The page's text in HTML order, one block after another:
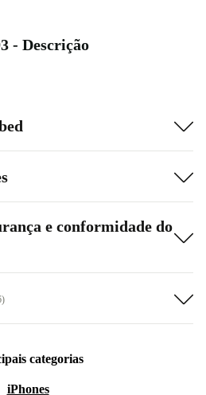
- Descrição
e conformidade do
categorias
iPhones